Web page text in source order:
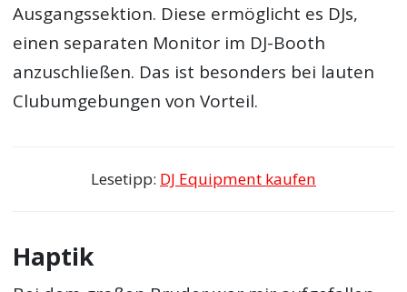
Ausgangssektion. Diese ermöglicht es DJs,
einen separaten Monitor im DJ-Booth
anzuschließen. Das ist besonders bei lauten
Clubumgebungen von Vorteil.
Lesetipp: DJ Equipment kaufen
Haptik